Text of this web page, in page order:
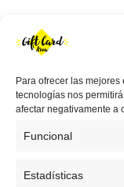
Para ofrecer las
tecnologías nos
afectar negativamente a
Funcional
Estadísticas